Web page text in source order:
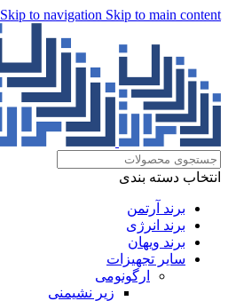
Skip to navigation Skip to main content
انتخاب دسته بندی
برند آرتمن
برند انرژی
برند ویهان
سایر تجهیزات
ارگونومی
زیر نشیمنی